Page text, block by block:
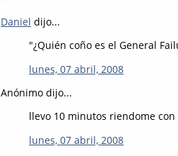
Daniel dijo...
"¿Quién coño es el General
lunes, 07 abril, 2008
Anónimo dijo...
llevo 10 minutos riendome
lunes, 07 abril, 2008